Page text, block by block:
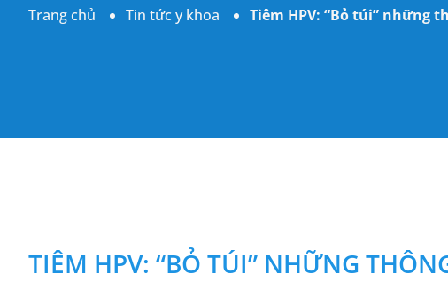
Trang chủ Tin tức y khoa Tiêm HPV: “Bỏ túi” những
TIÊM HPV: “BỎ TÚI” NHỮNG